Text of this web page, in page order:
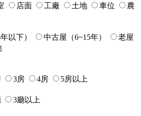
店面 工廠 土地 車位
農
以下） 中古屋（6~15年）
老屋
3房 4房
5房以上
3廳以上